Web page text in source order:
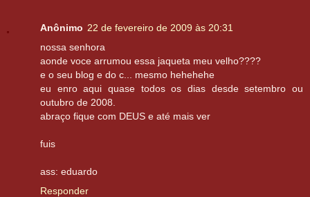
Anônimo 22 de fevereiro de 2009 às 20:31
nossa senhora
aonde voce arrumou essa jaqueta meu velho????
e o seu blog e do c... mesmo hehehehe
eu enro aqui quase todos os dias desde setembro ou
outubro de 2008.
abraço fique com DEUS e até mais ver
fuis
ass: eduardo
Responder